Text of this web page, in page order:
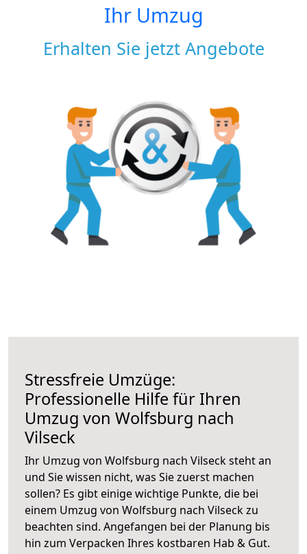
Ihr Umzug
Erhalten Sie jetzt Angebote
Stressfreie Umzüge:
Professionelle Hilfe für Ihren
Umzug von Wolfsburg nach
Vilseck
Ihr Umzug von Wolfsburg nach Vilseck steht an
und Sie wissen nicht, was Sie zuerst machen
sollen? Es gibt einige wichtige Punkte, die bei
einem Umzug von Wolfsburg nach Vilseck zu
beachten sind. Angefangen bei der Planung bis
hin zum Verpacken Ihres kostbaren Hab & Gut.